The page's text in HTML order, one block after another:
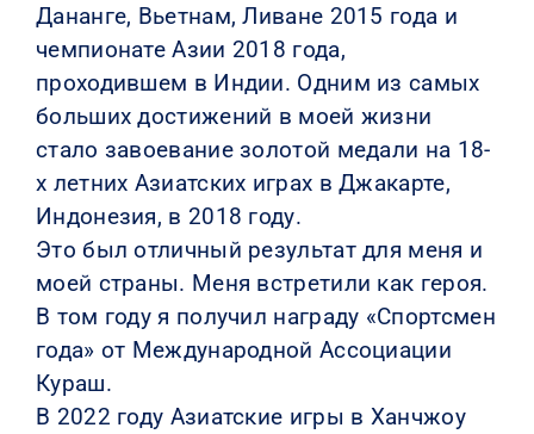
Дананге, Вьетнам, Ливане 2015 года и
чемпионате Азии 2018 года,
проходившем в Индии. Одним из самых
больших достижений в моей жизни
стало завоевание золотой медали на 18-
х летних Азиатских играх в Джакарте,
Индонезия, в 2018 году.
Это был отличный результат для меня и
моей страны. Меня встретили как героя.
В том году я получил награду «Спортсмен
года» от Международной Ассоциации
Кураш.
В 2022 году Азиатские игры в Ханчжоу